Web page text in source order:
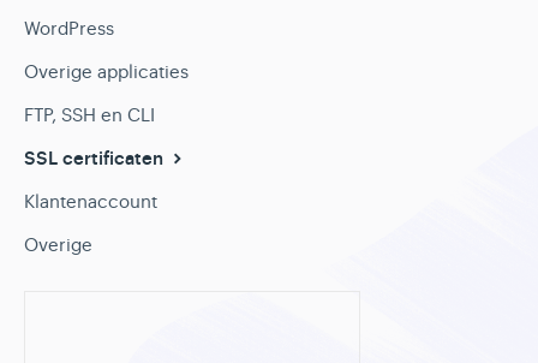
WordPress
Overige applicaties
FTP, SSH en CLI
SSL certificaten
Klantenaccount
Overige